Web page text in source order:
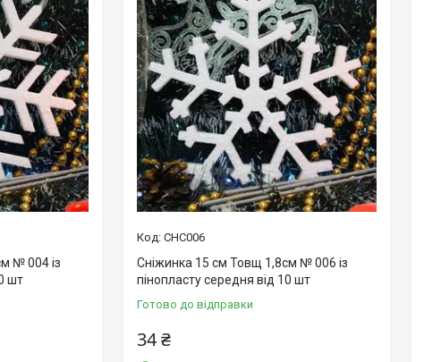
№ 004 із
шт
СНС006
Сніжинка 15 см Товщ 1,8см № 006 із
пінопласту середня від 10 шт
Готово до відправки
34 ₴